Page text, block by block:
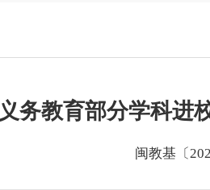
务教育部分学科进
闽教基〔